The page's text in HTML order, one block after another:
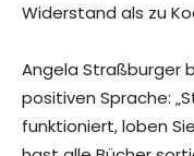
Widerstand als zu
Angela Straßburger
positiven Sprache:
funktioniert, loben